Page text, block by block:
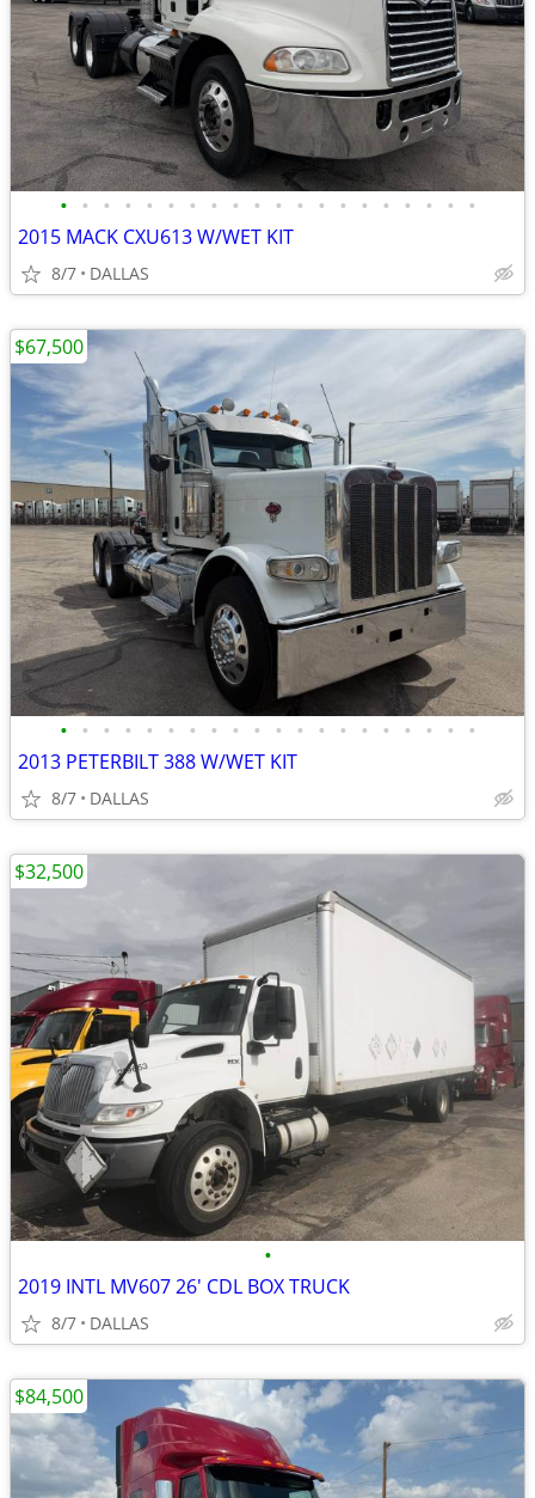
• • • • • • • • • • • • • • • • • • • •
2015 MACK CXU613 W/WET KIT
8/7 DALLAS
• • • • • • • • • • • • • • • • • • • •
2013 PETERBILT 388 W/WET KIT
8/7 DALLAS
$67,500
•
2019 INTL MV607 26' CDL BOX TRUCK
8/7 DALLAS
$32,500
$84,500